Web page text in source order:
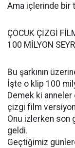
Ama içlerinde bir
ÇOCUK ÇİZGİ
100 MİLYON
Bu şarkının
İşte o klip 100
Demek ki
çizgi film
Onu izlerken son
geldi.
Geçtiğimiz